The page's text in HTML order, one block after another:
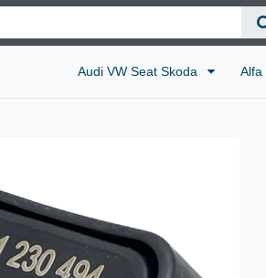
Audi VW Seat Skoda Alfa